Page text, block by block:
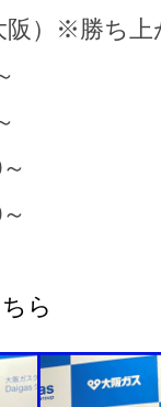
阪）※勝ち
ら